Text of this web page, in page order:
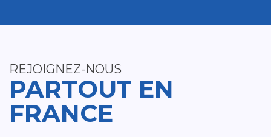
REJOIGNEZ-NOUS
PARTOUT EN
FRANCE